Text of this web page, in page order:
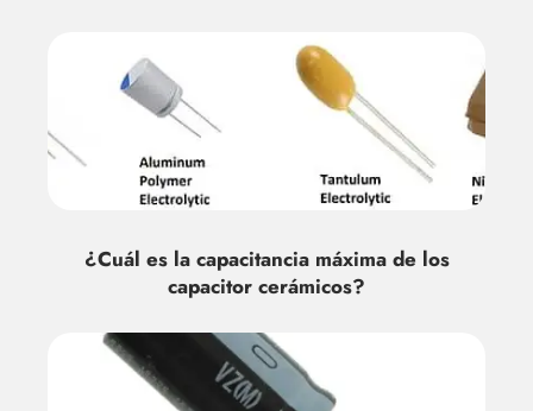
¿Cuál es la capacitancia máxima de los
capacitor cerámicos?